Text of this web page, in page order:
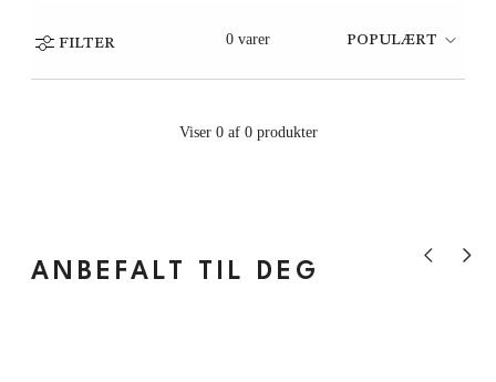
FILTER 0 varer POPULÆRT
Viser 0 af 0 produkter
ANBEFALT TIL DEG Vis forrige
Vis